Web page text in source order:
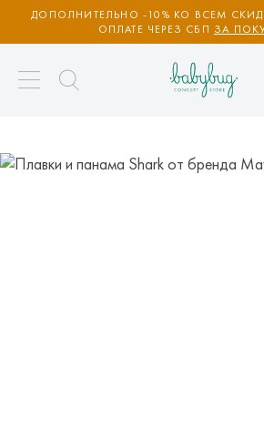
ДОПОЛНИТЕЛЬНО -10% КО ВСЕМ
ОПЛАТЕ ЧЕРЕЗ СБП ЗА